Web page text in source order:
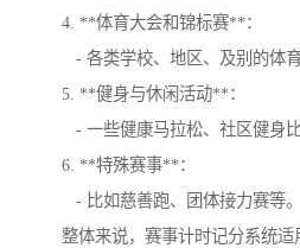
4. **体育大会和锦标赛**：
- 各类学校、地区、及别的体育
5. **健身与休闲活动**：
- 一些健康马拉松、社区健身比
6. **特殊赛事**：
- 比如慈善跑、团体接力赛等。
整体来说，赛事计时记分系统